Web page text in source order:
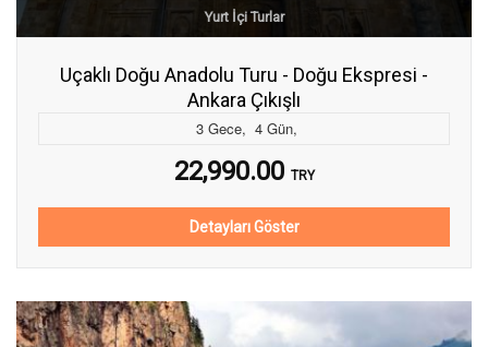
Yurt İçi Turlar
Uçaklı Doğu Anadolu Turu - Doğu Ekspresi -
Ankara Çıkışlı
3 Gece, 4 Gün,
22,990.00 TRY
Detayları Göster